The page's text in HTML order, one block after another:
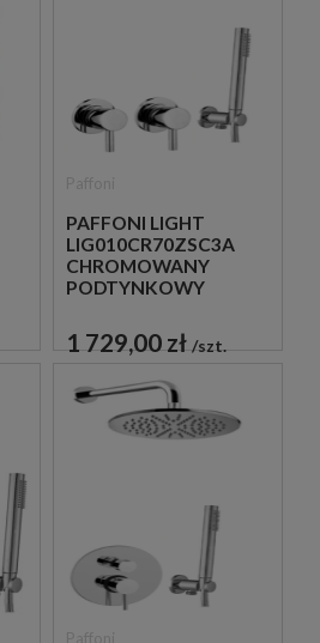
PAFFONI LIGHT
LIG010CR70ZSC3A
CHROMOWANY
PODTYNKOWY
PRYSZNICOWY
1 729,00 zł szt.